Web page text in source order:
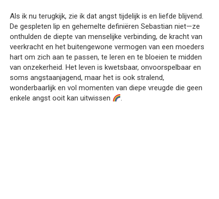
Als ik nu terugkijk, zie ik dat angst tijdelijk is en liefde blijvend.
De gespleten lip en gehemelte definiëren Sebastian niet—ze
onthulden de diepte van menselijke verbinding, de kracht van
veerkracht en het buitengewone vermogen van een moeders
hart om zich aan te passen, te leren en te bloeien te midden
van onzekerheid. Het leven is kwetsbaar, onvoorspelbaar en
soms angstaanjagend, maar het is ook stralend,
wonderbaarlijk en vol momenten van diepe vreugde die geen
enkele angst ooit kan uitwissen
.